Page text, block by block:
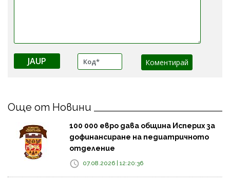
JAUP
Още от Новини
100 000 евро дава община Исперих за
дофинансиране на педиатричното
отделение
07.08.2026 | 12:20:36